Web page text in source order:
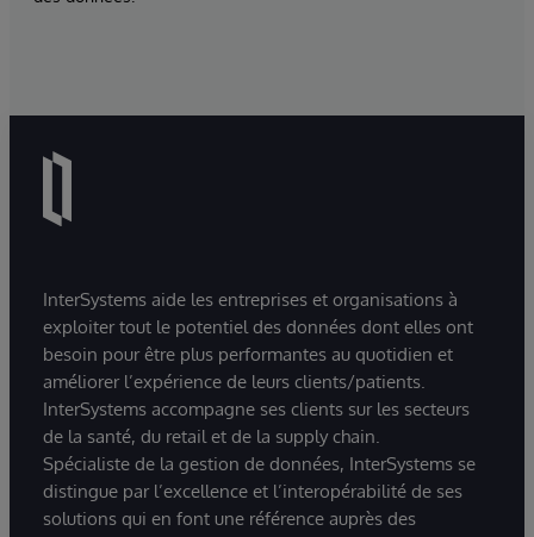
InterSystems aide les entreprises et organisations à
exploiter tout le potentiel des données dont elles ont
besoin pour être plus performantes au quotidien et
améliorer l’expérience de leurs clients/patients.
InterSystems accompagne ses clients sur les secteurs
de la santé, du retail et de la supply chain.
Spécialiste de la gestion de données, InterSystems se
distingue par l’excellence et l’interopérabilité de ses
solutions qui en font une référence auprès des